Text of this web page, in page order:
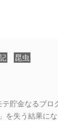
昆虫
貯金なるブロ
を失う結果に